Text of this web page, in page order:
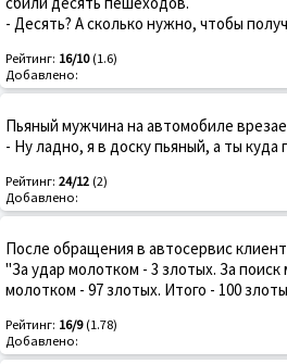
- Десять? А сколько нужно, чтобы
Рейтинг: 16/10(1.6)
Добавлено:
Пьяный мужчина на автомобиле
- Ну ладно, я в доску пьяный, а ты куда
Рейтинг: 24/12 (2)
Добавлено:
После обращения в автосервис
"За удар молотком - 3 злотых. За поиск
молотком - 97 злотых. Итого - 100
Рейтинг: 16/9(1.78)
Добавлено: